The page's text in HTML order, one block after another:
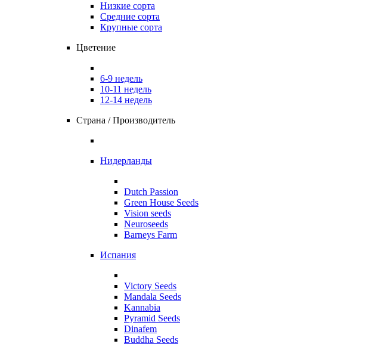
Низкие сорта
Средние сорта
Крупные сорта
Цветение
6-9 недель
10-11 недель
12-14 недель
Страна / Производитель
Нидерланды
Dutch Passion
Green House Seeds
Vision seeds
Neuroseeds
Barneys Farm
Испания
Victory Seeds
Mandala Seeds
Kannabia
Pyramid Seeds
Dinafem
Buddha Seeds